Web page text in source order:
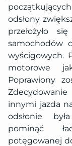
odsłony
przełożyło
samochodów
wyścigowych.
motorowe
Poprawiony
innymi jazda
odsłonie
pominąć
potęgowanej